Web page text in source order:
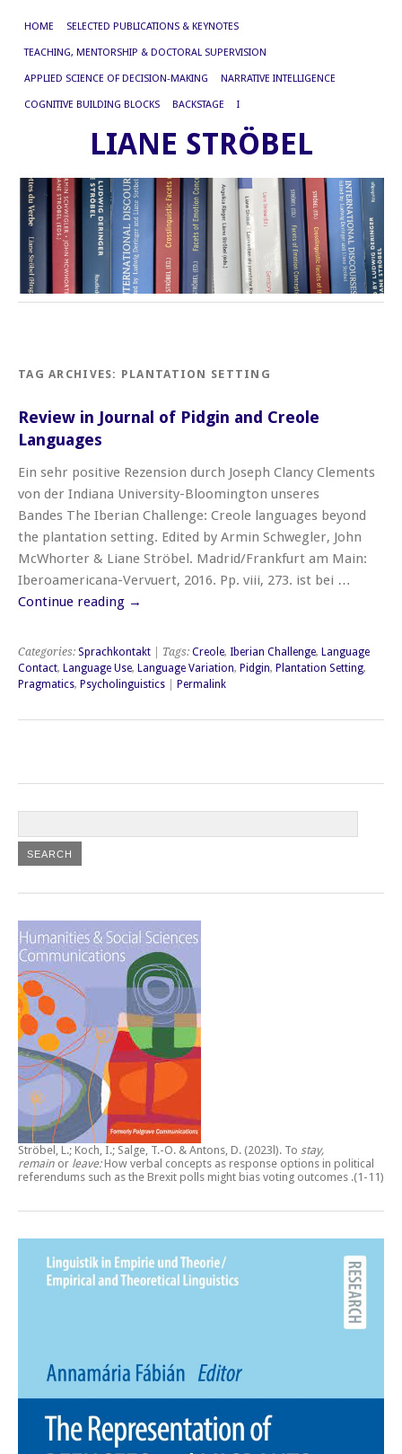
HOME SELECTED PUBLICATIONS & KEYNOTES
TEACHING, MENTORSHIP & DOCTORAL SUPERVISION
APPLIED SCIENCE OF DECISION-MAKING NARRATIVE INTELLIGENCE
COGNITIVE BUILDING BLOCKS BACKSTAGE I
LIANE STRÖBEL
TAG ARCHIVES: PLANTATION SETTING
Review in Journal of Pidgin and Creole
Languages
Ein sehr positive Rezension durch Joseph Clancy Clements
von der Indiana University-Bloomington unseres
Bandes The Iberian Challenge: Creole languages beyond
the plantation setting. Edited by Armin Schwegler, John
McWhorter & Liane Ströbel. Madrid/Frankfurt am Main:
Iberoamericana-Vervuert, 2016. Pp. viii, 273. ist bei …
Continue reading →
Categories: Sprachkontakt | Tags: Creole, Iberian Challenge, Language
Contact, Language Use, Language Variation, Pidgin, Plantation Setting,
Pragmatics, Psycholinguistics Permalink
Ströbel, L.; Koch, I.; Salge, T.-O. & Antons, D. (2023l). To stay,
remain or leave:How verbal concepts as response options in political
referendums such as the Brexit polls might bias voting outcomes .(1-11)